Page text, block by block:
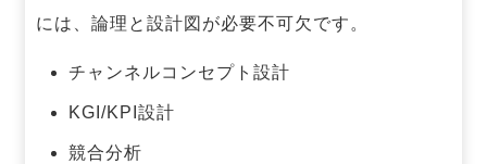
には、論理と設計図が必要不可欠です。
チャンネルコンセプト設計
KGI/KPI設計
競合分析